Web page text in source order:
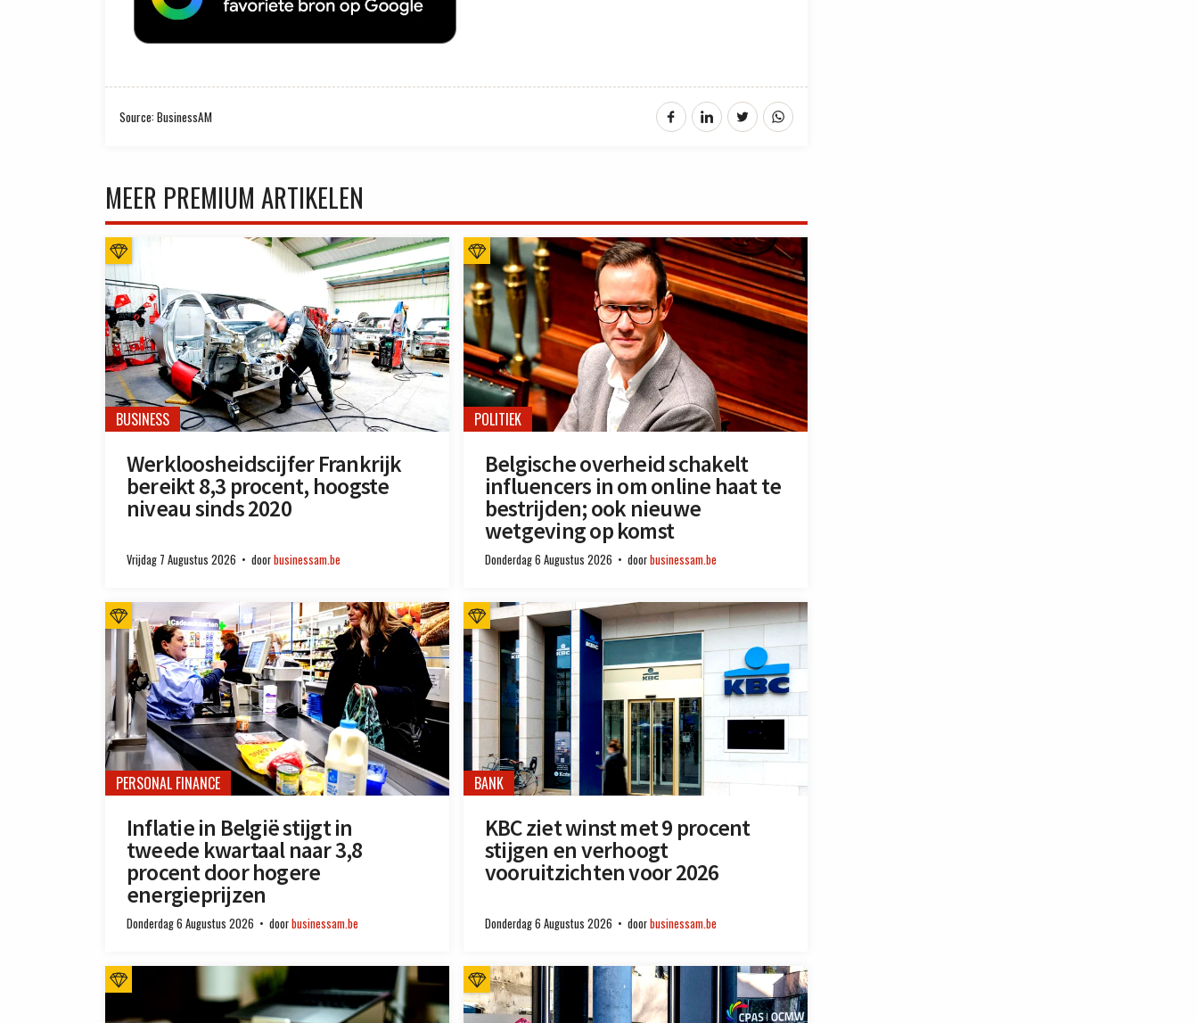
Source: BusinessAM
MEER PREMIUM ARTIKELEN
BUSINESS
Werkloosheidscijfer Frankrijk
bereikt 8,3 procent, hoogste
niveau sinds 2020
Vrijdag 7 Augustus 2026 doorbusinessam.be
POLITIEK
Belgische overheid schakelt
influencers in om online haat te
bestrijden; ook nieuwe
wetgeving op komst
Donderdag 6 Augustus 2026 doorbusinessam.be
PERSONAL FINANCE
Inflatie in België stijgt in
tweede kwartaal naar 3,8
procent door hogere
energieprijzen
Donderdag 6 Augustus 2026 doorbusinessam.be
BANK
KBC ziet winst met 9 procent
stijgen en verhoogt
vooruitzichten voor 2026
Donderdag 6 Augustus 2026 doorbusinessam.be